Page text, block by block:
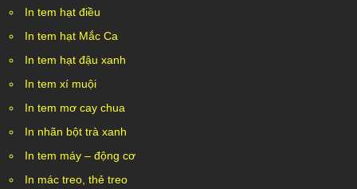
In tem hạt điều
In tem hạt Mắc Ca
In tem hạt đậu xanh
In tem xí muội
In tem mơ cay chua
In nhãn bột trà xanh
In tem máy – động cơ
In mác treo, thẻ treo